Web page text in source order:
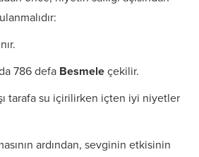
786 defa Besmele çekilir.
tarafa su içirilirken içten iyi niyetler
ardından, sevginin etkisinin